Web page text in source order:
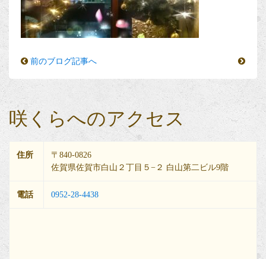
前のブログ記事へ
咲くらへのアクセス
住所
〒840-0826
佐賀県佐賀市白山２丁目５−２ 白山第二ビル9階
電話 0952-28-4438